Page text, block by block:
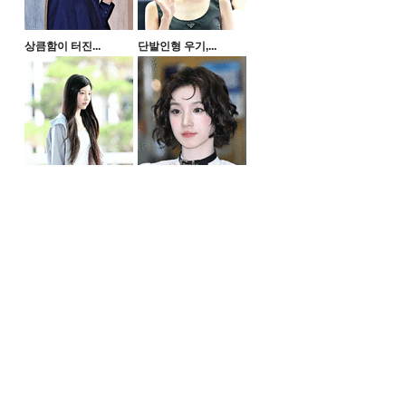
상큼함이 터진... 단발인형 우기,...